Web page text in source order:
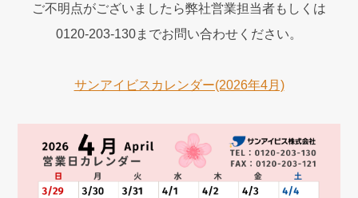
ご不明点がございましたら弊社営業担当者もしくは
0120-203-130までお問い合わせください。
サンアイビスカレンダー(2026年4月)